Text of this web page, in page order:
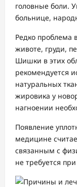
головные боли.
больнице,
Редко проблема
животе, груди,
Шишки в этих
рекомендуется
натуральных
жировика у
нагноении
Появление
медицине
связанным с
не требуется